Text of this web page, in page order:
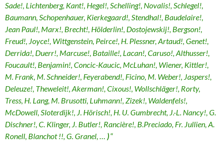
Sade!, Lichtenberg, Kant!, Hegel!, Schelling!, Novalis!, Schlegel!,
Baumann, Schopenhauer, Kierkegaard!, Stendhal!, Baudelaire!,
Jean Paul!, Marx!, Brecht!, Hölderlin!, Dostojewskij!, Bergson!,
Freud!, Joyce!, Wittgenstein, Peirce!, H. Plessner, Artaud!, Genet!,
Derrida!, Duerr!, Marcuse!, Bataille!, Lacan!, Caruso!, Althusser!,
Foucault!, Benjamin!, Concic-Kaucic, McLuhan!, Wiener, Kittler!,
M. Frank, M. Schneider!, Feyerabend!, Ficino, M. Weber!, Jaspers!,
Deleuze!, Theweleit!, Akerman!, Cixous!, Wollschläger!, Rorty,
Tress, H. Lang, M. Brusotti, Luhmann!, Zizek!, Waldenfels!,
McDowell, Sloterdijk!, J. Hörisch!, H. U. Gumbrecht, J.-L. Nancy!, G.
Dischner!, C. Klinger, J. Butler!, Rancière!, B.Preciado, Fr. Jullien, A.
Ronell, Blanchot !!, G. Granel, … )“